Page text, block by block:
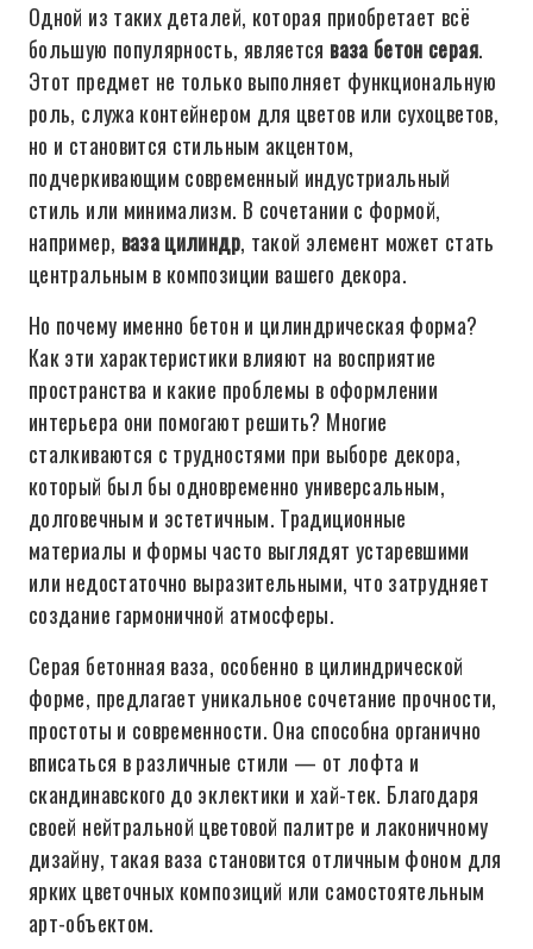
Одной из таких деталей, которая приобретает всё
большую популярность, является ваза бетон серая.
Этот предмет не только выполняет функциональную
роль, служа контейнером для цветов или сухоцветов,
но и становится стильным акцентом,
подчеркивающим современный индустриальный
стиль или минимализм. В сочетании с формой,
например, ваза цилиндр, такой элемент может стать
центральным в композиции вашего декора.
Но почему именно бетон и цилиндрическая форма?
Как эти характеристики влияют на восприятие
пространства и какие проблемы в оформлении
интерьера они помогают решить? Многие
сталкиваются с трудностями при выборе декора,
который был бы одновременно универсальным,
долговечным и эстетичным. Традиционные
материалы и формы часто выглядят устаревшими
или недостаточно выразительными, что затрудняет
создание гармоничной атмосферы.
Серая бетонная ваза, особенно в цилиндрической
форме, предлагает уникальное сочетание прочности,
простоты и современности. Она способна органично
вписаться в различные стили — от лофта и
скандинавского до эклектики и хай-тек. Благодаря
своей нейтральной цветовой палитре и лаконичному
дизайну, такая ваза становится отличным фоном для
ярких цветочных композиций или самостоятельным
арт-объектом.